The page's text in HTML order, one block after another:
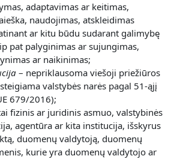
adaptavimas ar keitimas,
naudojimas, atskleidimas
ar kitu būdu sudarant galimybę
pat palyginimas ar sujungimas,
ar naikinimas;
– nepriklausoma viešoji priežiūros
valstybės narės pagal 51-ąjį
679/2016);
fizinis ar juridinis asmuo, valstybinės
agentūra ar kita institucija, išskyrus
duomenų valdytoją, duomenų
kurie yra duomenų valdytojo ar